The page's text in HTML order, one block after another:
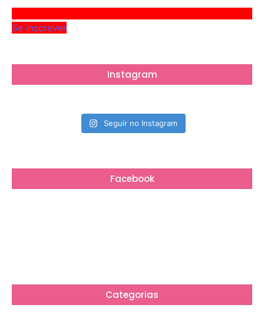
Se inscrever
Instagram
Seguir no Instagram
Facebook
Categorias